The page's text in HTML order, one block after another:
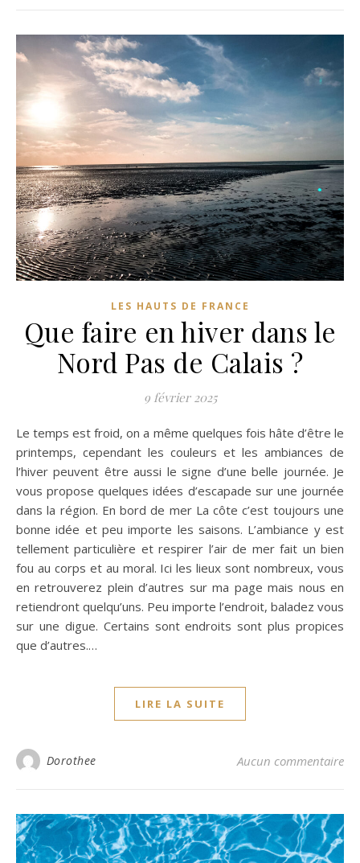
LES HAUTS DE FRANCE
Que faire en hiver dans le
Nord Pas de Calais ?
9 février 2025
Le temps est froid, on a même quelques fois hâte d’être le
printemps, cependant les couleurs et les ambiances de
l’hiver peuvent être aussi le signe d’une belle journée. Je
vous propose quelques idées d’escapade sur une journée
dans la région. En bord de mer La côte c’est toujours une
bonne idée et peu importe les saisons. L’ambiance y est
tellement particulière et respirer l’air de mer fait un bien
fou au corps et au moral. Ici les lieux sont nombreux, vous
en retrouverez plein d’autres sur ma page mais nous en
retiendront quelqu’uns. Peu importe l’endroit, baladez vous
sur une digue. Certains sont endroits sont plus propices
que d’autres.…
LIRE LA SUITE
Dorothee Aucun commentaire